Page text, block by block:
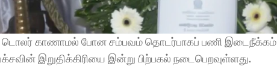
டொலர் காணாமல் போன சம்பவம் தொடர்பாகப் பணி இடைநீக்கம்
இறுதிக்கிரியை இன்று பிற்பகல் நடைபெறவுள்ளது.